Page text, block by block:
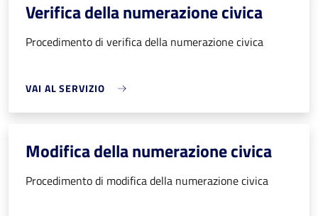
Verifica della numerazione civica
Procedimento di verifica della numerazione civica
VAI AL SERVIZIO
Modifica della numerazione civica
Procedimento di modifica della numerazione civica